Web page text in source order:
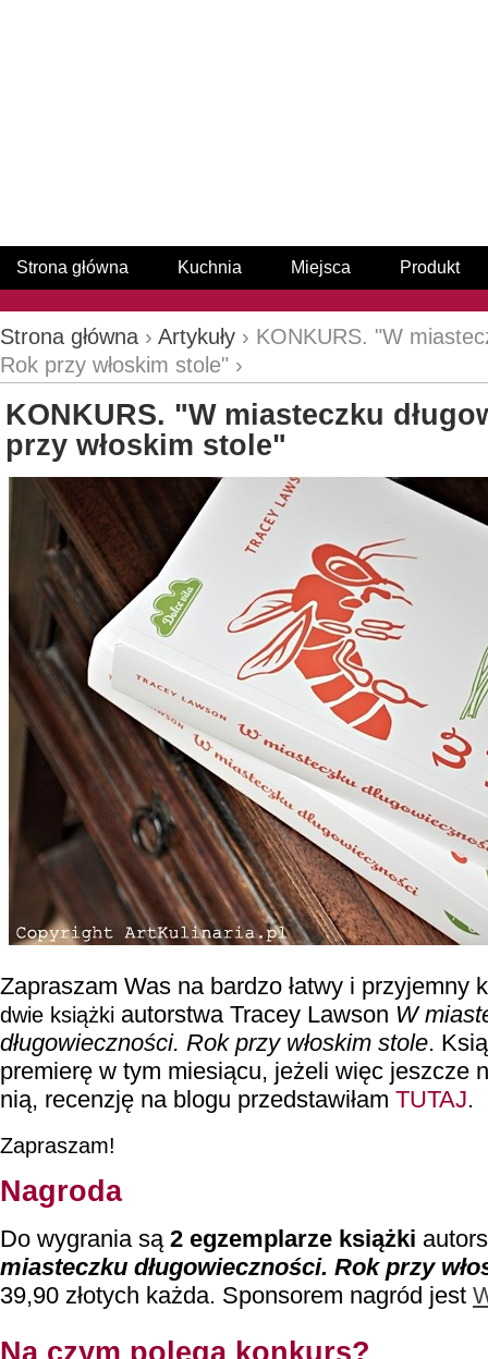
Strona główna Kuchnia Miejsca Produkt
Strona główna › Artykuły › KONKURS. "W
Rok przy włoskim stole" ›
KONKURS. "W miasteczku
przy włoskim stole"
Zapraszam Was na bardzo łatwy i przyjemny
dwie książki autorstwa Tracey Lawson W
długowieczności. Rok przy włoskim stole.
premierę w tym miesiącu, jeżeli więc jeszcze
nią, recenzję na blogu przedstawiłam TUTAJ.
Zapraszam!
Nagroda
Do wygrania są 2 egzemplarze książki
miasteczku długowieczności. Rok przy
39,90 złotych każda. Sponsorem nagród jest
Na czym polega konkurs?